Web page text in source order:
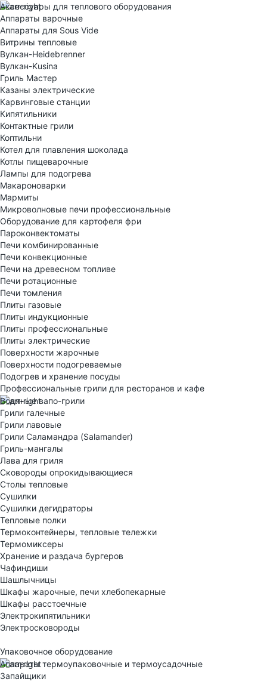
Аксессуары для теплового оборудования
Аппараты варочные
Аппараты для Sous Vide
Витрины тепловые
Вулкан-Heidebrenner
Вулкан-Kusina
Гриль Мастер
Казаны электрические
Карвинговые станции
Кипятильники
Контактные грили
Коптильни
Котел для плавления шоколада
Котлы пищеварочные
Лампы для подогрева
Макароноварки
Мармиты
Микроволновые печи профессиональные
Оборудование для картофеля фри
Пароконвектоматы
Печи комбинированные
Печи конвекционные
Печи на древесном топливе
Печи ротационные
Печи томления
Плиты газовые
Плиты индукционные
Плиты профессиональные
Плиты электрические
Поверхности жарочные
Поверхности подогреваемые
Подогрев и хранение посуды
Профессиональные грили для ресторанов и кафе
Водяные вапо-грили
Грили галечные
Грили лавовые
Грили Саламандра (Salamander)
Гриль-мангалы
Лава для гриля
Сковороды опрокидывающиеся
Столы тепловые
Сушилки
Сушилки дегидраторы
Тепловые полки
Термоконтейнеры, тепловые тележки
Термомиксеры
Хранение и раздача бургеров
Чафиндиши
Шашлычницы
Шкафы жарочные, печи хлебопекарные
Шкафы расстоечные
Электрокипятильники
Электросковороды
Упаковочное оборудование
Аппараты термоупаковочные и термоусадочные
Запайщики